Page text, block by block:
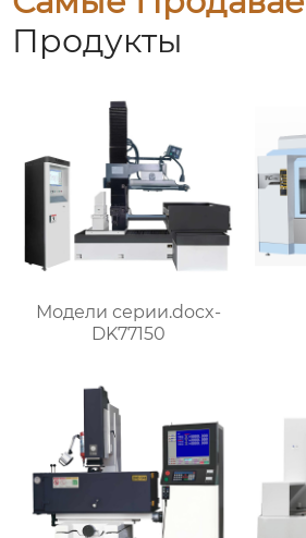
Продукты
Модели серии.docx-
DK77150